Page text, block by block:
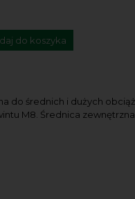
do koszyka
do średnich i dużych
M8. Średnica zewnętrzna